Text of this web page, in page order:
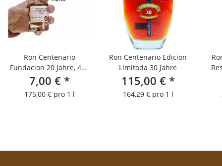
Ron Centenario
Fundacion 20 Jahre, 4CL
PROBIERFLÄSCHCHEN
7,00 € *
175,00 € pro 1 l
Ron Centenario Edicion
Limitada 30 Jahre
115,00 € *
164,29 € pro 1 l